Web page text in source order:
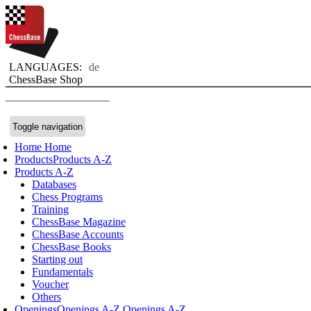
LANGUAGES:
de
ChessBase Shop
Toggle navigation
Home Home
ProductsProducts A-Z
Products A-Z
Databases
Chess Programs
Training
ChessBase Magazine
ChessBase Accounts
ChessBase Books
Starting out
Fundamentals
Voucher
Others